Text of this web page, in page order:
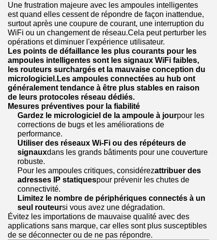
Une frustration majeure avec les ampoules intelligentes
est quand elles cessent de répondre de façon inattendue,
surtout après une coupure de courant, une interruption du
WiFi ou un changement de réseau.Cela peut perturber les
opérations et diminuer l'expérience utilisateur.
Les points de défaillance les plus courants pour les
ampoules intelligentes sont les signaux WiFi faibles,
les routeurs surchargés et la mauvaise conception du
micrologiciel.Les ampoules connectées au hub ont
généralement tendance à être plus stables en raison
de leurs protocoles réseau dédiés.
Mesures préventives pour la fiabilité
Gardez le micrologiciel de la ampoule à jourpour les
corrections de bugs et les améliorations de
performance.
Utiliser des réseaux Wi-Fi ou des répéteurs de
signauxdans les grands bâtiments pour une couverture
robuste.
Pour les ampoules critiques, considérezattribuer des
adresses IP statiquespour prévenir les chutes de
connectivité.
Limitez le nombre de périphériques connectés à un
seul routeursi vous avez une dégradation.
Évitez les importations de mauvaise qualité avec des
applications sans marque, car elles sont plus susceptibles
de se déconnecter ou de ne pas répondre.